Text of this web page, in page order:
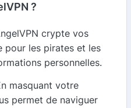
?
crypte vos
pour les pirates et les
personnelles.
masquant votre
permet de naviguer